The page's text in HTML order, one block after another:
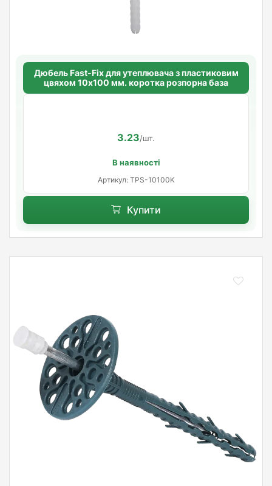
Дюбель Fast-Fix для утеплювача з пластиковим
цвяхом 10х100 мм. коротка розпорна база
3.23/шт.
В наявності
Артикул: TPS-10100K
Купити